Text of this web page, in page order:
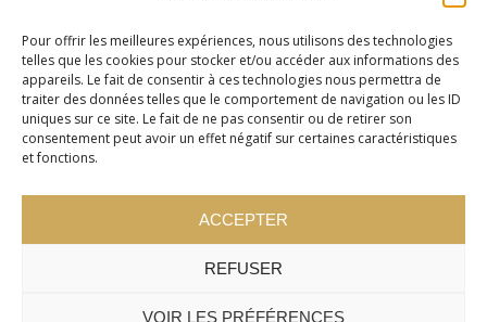
Pour offrir les meilleures expériences, nous utilisons des technologies
telles que les cookies pour stocker et/ou accéder aux informations des
appareils. Le fait de consentir à ces technologies nous permettra de
traiter des données telles que le comportement de navigation ou les ID
uniques sur ce site. Le fait de ne pas consentir ou de retirer son
consentement peut avoir un effet négatif sur certaines caractéristiques
et fonctions.
ACCEPTER
REFUSER
VOIR LES PRÉFÉRENCES
Desmaures QC G3A 0M7
© 2024 Cercle Kaizen. Tous droits réservés -